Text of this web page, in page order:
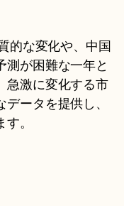
的な変化や、中国
測が困難な一年と
急激に変化する市
ータを提供し、
。